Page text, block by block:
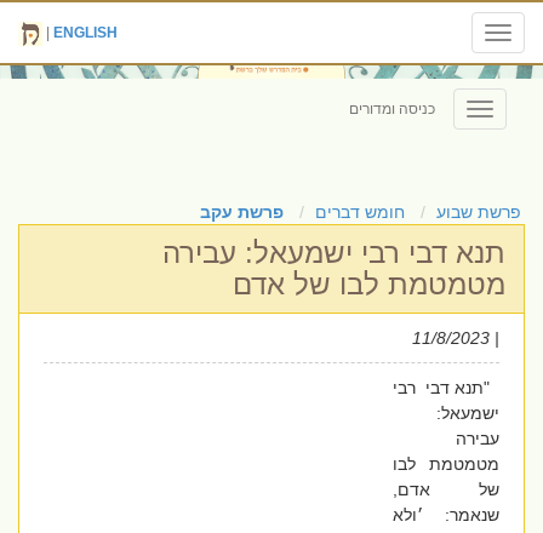
Toggle
navigation
ENGLISH
Toggle
navigation
כניסה ומדורים
פרשת שבוע חומש דברים פרשת עקב
תנא דבי רבי ישמעאל: עבירה
מטמטמת לבו של אדם
| 11/8/2023
"תנא דבי רבי
ישמעאל:
עבירה
מטמטמת לבו
של אדם,
שנאמר: ׳ולא